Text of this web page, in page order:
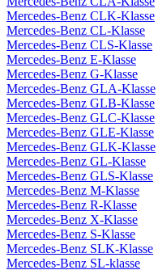
Mercedes-Benz CLK-Klasse
Mercedes-Benz CL-Klasse
Mercedes-Benz CLS-Klasse
Mercedes-Benz E-Klasse
Mercedes-Benz G-Klasse
Mercedes-Benz GLA-Klasse
Mercedes-Benz GLB-Klasse
Mercedes-Benz GLC-Klasse
Mercedes-Benz GLE-Klasse
Mercedes-Benz GLK-Klasse
Mercedes-Benz GL-Klasse
Mercedes-Benz GLS-Klasse
Mercedes-Benz M-Klasse
Mercedes-Benz R-Klasse
Mercedes-Benz X-Klasse
Mercedes-Benz S-Klasse
Mercedes-Benz SLK-Klasse
Mercedes-Benz SL-klasse